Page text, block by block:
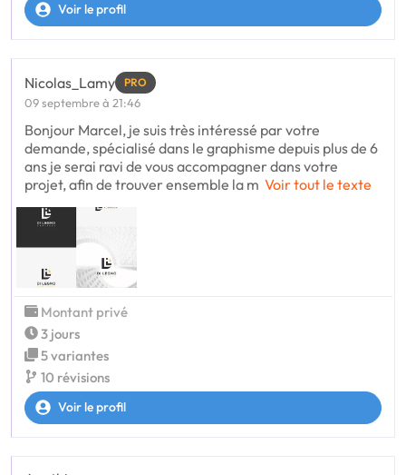
Voir le profil
Nicolas_Lamy PRO
09 septembre à 21:46
Bonjour Marcel, je suis très intéressé par votre
demande, spécialisé dans le graphisme depuis plus de 6
ans je serai ravi de vous accompagner dans votre
projet, afin de trouver ensemble la m Voir tout le texte
Montant privé
3 jours
5 variantes
10 révisions
Voir le profil